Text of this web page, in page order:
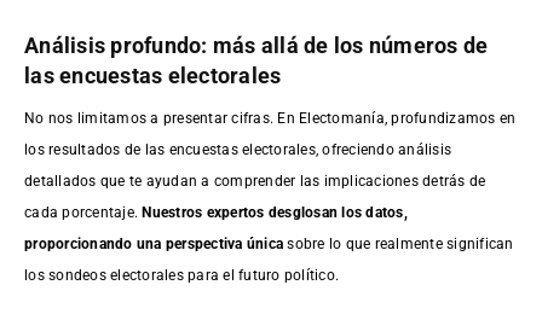
Análisis profundo: más allá de los números de
las encuestas electorales
No nos limitamos a presentar cifras. En Electomanía, profundizamos en
los resultados de las encuestas electorales, ofreciendo análisis
detallados que te ayudan a comprender las implicaciones detrás de
cada porcentaje.Nuestros expertos desglosan los datos,
proporcionando una perspectiva única sobre lo que realmente significan
los sondeos electorales para el futuro político.